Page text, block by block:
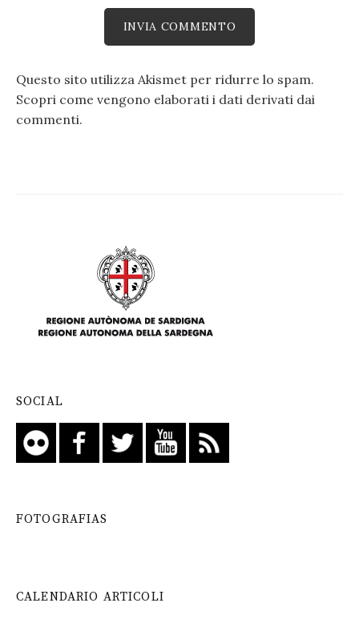
Questo sito utilizza Akismet per ridurre lo spam.
Scopri come vengono elaborati i dati derivati dai
commenti.
SOCIAL
FOTOGRAFIAS
CALENDARIO ARTICOLI